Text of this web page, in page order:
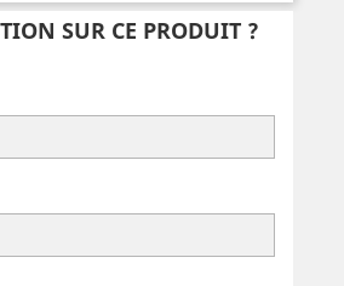
SUR CE PRODUIT ?